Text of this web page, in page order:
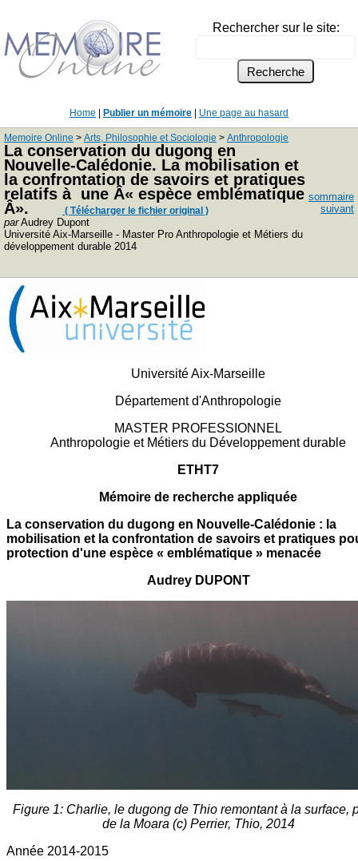
Rechercher sur le site:
Home Publier un mémoire Une page au hasard
Memoire Online > Arts, Philosophie et Sociologie > Anthropologie
La conservation du dugong en
Nouvelle-Calédonie. La mobilisation et
la confrontation de savoirs et pratiques
relatifs à une Â« espèce emblématique
Â».
( Télécharger le fichier original )
parAudrey Dupont
Université Aix-Marseille - Master Pro Anthropologie et Métiers du
développement durable 2014
sommaire
suivant
Université Aix-Marseille
Département d'Anthropologie
MASTER PROFESSIONNEL
Anthropologie et Métiers du Développement durable
ETHT7
Mémoire de recherche appliquée
La conservation du dugong en Nouvelle-Calédonie : la
mobilisation et la confrontation de savoirs et pratiques
protection d'une espèce « emblématique » menacée
Audrey DUPONT
Figure 1: Charlie, le dugong de Thio remontant à la surface,
de la Moara (c) Perrier, Thio, 2014
Année 2014-2015